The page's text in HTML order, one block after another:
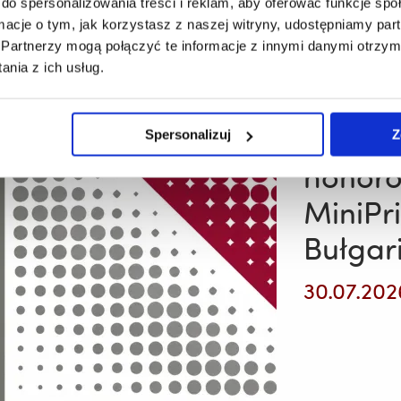
o tym, jak korzystasz z naszej witryny, udostępniamy
mogą połączyć te informacje z innymi danymi
z ich usług.
Spersonalizuj
Mirosław
Pawłowski
uczestnikiem
„Kod
geometria
–
ze
zbiorów
Sympozjum
Serigrafii
Ostrava”
Mgr
UR